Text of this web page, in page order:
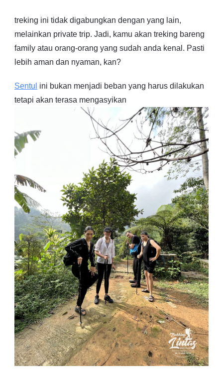
treking ini tidak digabungkan dengan yang lain,
melainkan private trip. Jadi, kamu akan treking bareng
family atau orang-orang yang sudah anda kenal. Pasti
lebih aman dan nyaman, kan?
Sentul ini bukan menjadi beban yang harus dilakukan
tetapi akan terasa mengasyikan